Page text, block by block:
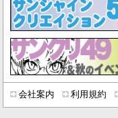
会社案内 利用規約